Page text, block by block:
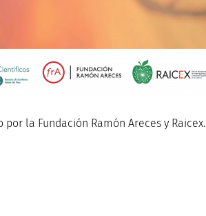
la Fundación Ramón Areces y Raicex.